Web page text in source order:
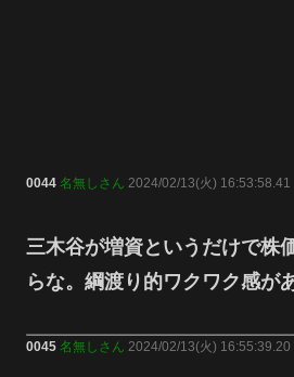
0044 名無しさん 2024/02/13(火)
三木谷が増資というだけで株
らな。綱渡り的ワクワク感が
0045 名無しさん 2024/02/13(火) 16:55:39.20